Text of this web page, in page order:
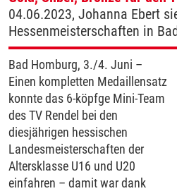
04.06.2023, Johanna Ebert
Hessenmeisterschaften in
Bad Homburg, 3./4. Juni –
Einen kompletten Medaillensatz
konnte das 6-köpfge Mini-Team
des TV Rendel bei den
diesjährigen hessischen
Landesmeisterschaften der
Altersklasse U16 und U20
einfahren – damit war dank